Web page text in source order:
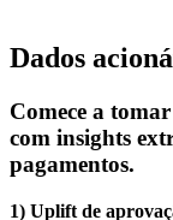
Dados
Comece a
com insights
pagamentos.